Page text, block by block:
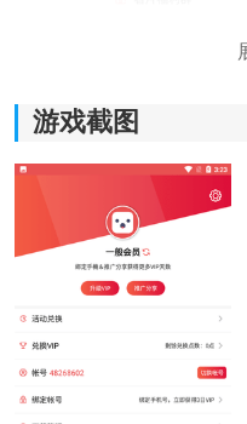
lutube轻量版app特点：
1.软件体积小巧，不占手
心，保证高清流畅体验。
快速打开、流畅播放，
2.虽然软件轻量，但资
门电视剧、综艺节目和
求，轻量不代表内容少。
3.软件提供强大搜索功能
游戏截图